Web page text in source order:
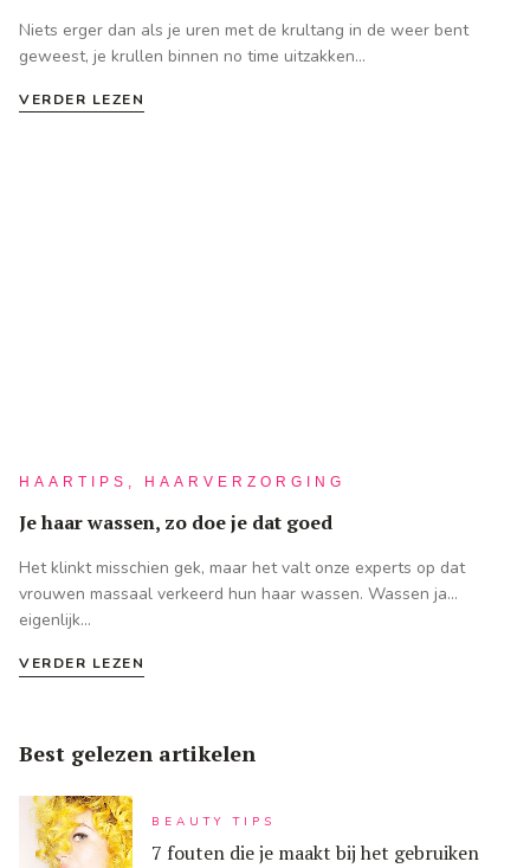
Niets erger dan als je uren met de krultang in de weer bent
geweest, je krullen binnen no time uitzakken...
VERDER LEZEN
HAARTIPS, HAARVERZORGING
Je haar wassen, zo doe je dat goed
Het klinkt misschien gek, maar het valt onze experts op dat
vrouwen massaal verkeerd hun haar wassen. Wassen ja…
eigenlijk...
VERDER LEZEN
Best gelezen artikelen
BEAUTY TIPS
7 fouten die je maakt bij het gebruiken